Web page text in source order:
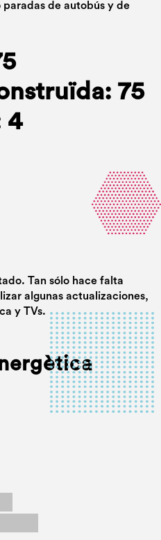
de autobús y de
75
4
Tan sólo hace falta
algunas actualizaciones,
y TVs.